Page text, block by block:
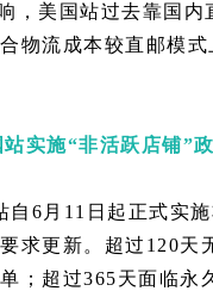
，美国站过去靠国
物流成本较直邮模
实施“非活跃店铺”
自6月11日起正式实
求更新。超过120
；超过365天面临